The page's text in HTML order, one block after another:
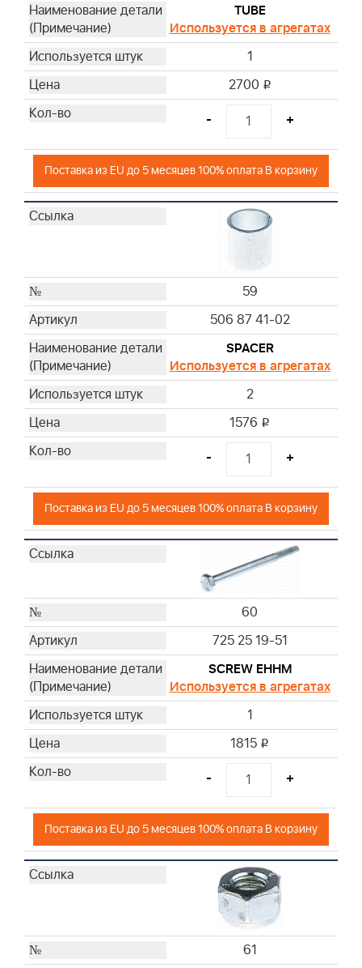
TUBE
Используется в агрегатах
1
2700 i
- +
Поставка из EU до 5 месяцев 100% оплата В корзину
59
506 87 41-02
SPACER
Используется в агрегатах
2
1576 i
- +
Поставка из EU до 5 месяцев 100% оплата В корзину
60
725 25 19-51
SCREW EHHM
Используется в агрегатах
1
1815 i
- +
Поставка из EU до 5 месяцев 100% оплата В корзину
61